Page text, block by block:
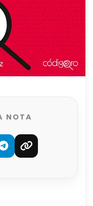
NOTA